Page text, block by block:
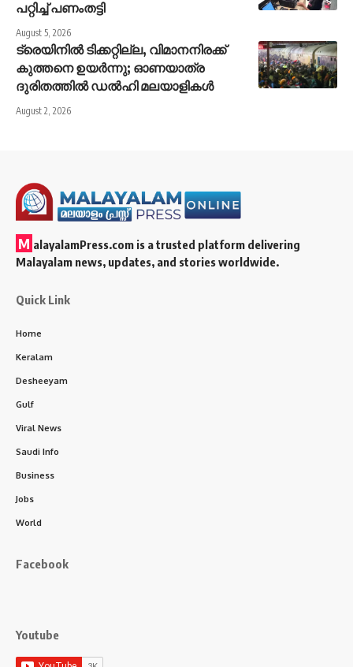
പറ്റിച്ച് പണംതട്ടി
August 5, 2026
ട്രെയിനിൽ ടിക്കറ്റില്ല, വിമാനനിരക്ക്
കുത്തനെ ഉയർന്നു; ഓണയാത്ര
ദുരിതത്തിൽ ഡൽഹി മലയാളികൾ
August 2, 2026
M alayalamPress.com is a trusted platform delivering
Malayalam news, updates, and stories worldwide.
Quick Link
Home
Keralam
Desheeyam
Gulf
Viral News
Saudi Info
Business
Jobs
World
Facebook
Youtube